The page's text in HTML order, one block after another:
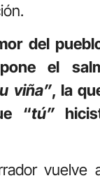
del
el
viña”, la
“tú”
vuelve